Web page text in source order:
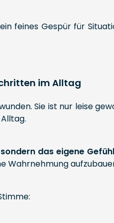
feines Gespür für
im Alltag
Sie ist nur leise
das eigene
Wahrnehmung